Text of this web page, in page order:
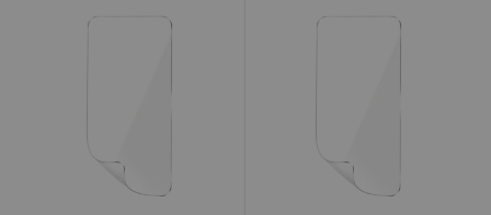
d’application
d’application